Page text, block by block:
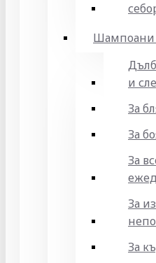
Шампоани
и
За
За
За
За
За